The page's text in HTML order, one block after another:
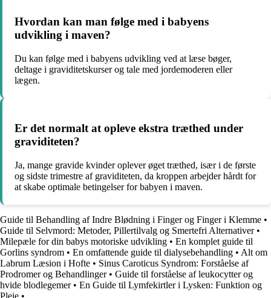
Hvordan kan man følge med i babyens
udvikling i maven?
Du kan følge med i babyens udvikling ved at læse bøger,
deltage i graviditetskurser og tale med jordemoderen eller
lægen.
Er det normalt at opleve ekstra træthed under
graviditeten?
Ja, mange gravide kvinder oplever øget træthed, især i de første
og sidste trimestre af graviditeten, da kroppen arbejder hårdt for
at skabe optimale betingelser for babyen i maven.
Guide til Behandling af Indre Blødning i Finger og Finger i Klemme •
Guide til Selvmord: Metoder, Pillertilvalg og Smertefri Alternativer•
Milepæle for din babys motoriske udvikling • En komplet guide til
Gorlins syndrom • En omfattende guide til dialysebehandling • Alt om
Labrum Læsion i Hofte • Sinus Caroticus Syndrom: Forståelse af
Prodromer og Behandlinger• Guide til forståelse af leukocytter og
hvide blodlegemer• En Guide til Lymfekirtler i Lysken: Funktion og
Pleje •